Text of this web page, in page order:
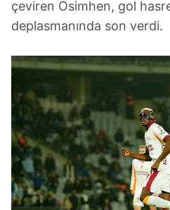
çeviren Osimhen, gol
deplasmanında son verdi.